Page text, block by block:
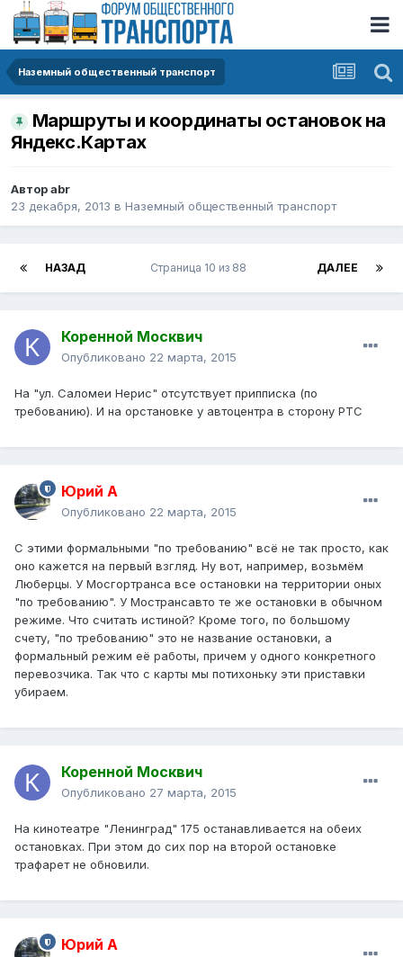
Наземный общественный транспорт
Маршруты и координаты остановок на
Яндекс.Картах
Авторabr
23 декабря, 2013 в Наземный общественный транспорт
НАЗАД ДАЛЕЕ
Страница 10 из 88
Коренной Москвич
Опубликовано 22 марта, 2015
На "ул. Саломеи Нерис" отсутствует припписка (по
требованию). И на орстановке у автоцентра в сторону РТС
Юрий А
Опубликовано 22 марта, 2015
С этими формальными "по требованию" всё не так просто, как
оно кажется на первый взгляд. Ну вот, например, возьмём
Люберцы. У Мосгортранса все остановки на территории оных
"по требованию". У Мострансавто те же остановки в обычном
режиме. Что считать истиной? Кроме того, по большому
счету, "по требованию" это не название остановки, а
формальный режим её работы, причем у одного конкретного
перевозчика. Так что с карты мы потихоньку эти приставки
убираем.
Коренной Москвич
Опубликовано 27 марта, 2015
На кинотеатре "Ленинград" 175 останавливается на обеих
остановках. При этом до сих пор на второй остановке
трафарет не обновили.
Юрий А